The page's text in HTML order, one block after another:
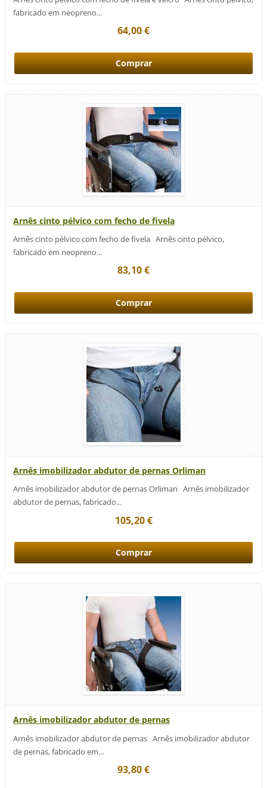
fabricado em neopreno...
64,00 €
Arnês cinto pélvico com fecho de fivela
Arnês cinto pélvico com fecho de fivela Arnês cinto pélvico,
fabricado em neopreno...
83,10 €
Arnês imobilizador abdutor de pernas Orliman
Arnês imobilizador abdutor de pernas Orliman Arnês imobilizador
abdutor de pernas, fabricado...
105,20 €
Arnês imobilizador abdutor de pernas
Arnês imobilizador abdutor de pernas Arnês imobilizador abdutor
de pernas, fabricado em...
93,80 €